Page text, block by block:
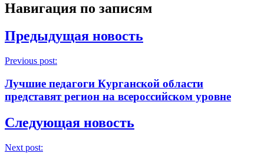
Навигация по записям
Предыдущая новость
Previous post:
Лучшие педагоги Курганской области
представят регион на всероссийском уровне
Следующая новость
Next post: